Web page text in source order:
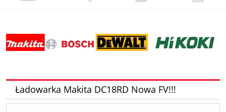
Ładowarka Makita DC18RD Nowa FV!!!